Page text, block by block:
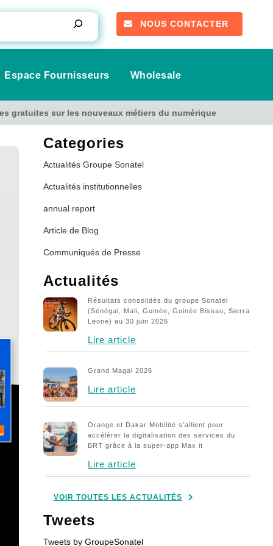
NOUS CONTACTER
Espace Fournisseurs Wholesale
gratuites sur les nouveaux métiers du numérique
Categories
Actualités Groupe Sonatel
Actualités institutionnelles
annual report
Article de Blog
Communiqués de Presse
Cours action Sonatel
Écosystème Numérique
Fondation
Kaddu
Mon job à Sonatel
Parties Prenantes
Publications – Finances
Publications annuelles
Publications Légales
Publications mensuelles
Publications trimestrielles
Actualités
Résultats consolidés du groupe Sonatel
(Sénégal, Mali, Guinée, Guinée Bissau, Sierra
Leone) au 30 juin 2026
Lire article
Grand Magal 2026
Lire article
Orange et Dakar Mobilité s’allient pour
accélérer la digitalisation des services du
BRT grâce à la super-app Max it
Lire article
VOIR TOUTES LES ACTUALITÉS
Tweets
Tweets by GroupeSonatel